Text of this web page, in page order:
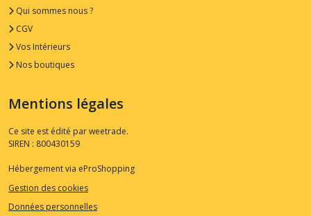
Qui sommes nous ?
CGV
Vos Intérieurs
Nos boutiques
Mentions légales
Ce site est édité par weetrade.
SIREN : 800430159
Hébergement via eProShopping
Gestion des cookies
Données personnelles